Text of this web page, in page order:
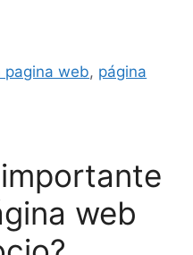
pagina web, página
web